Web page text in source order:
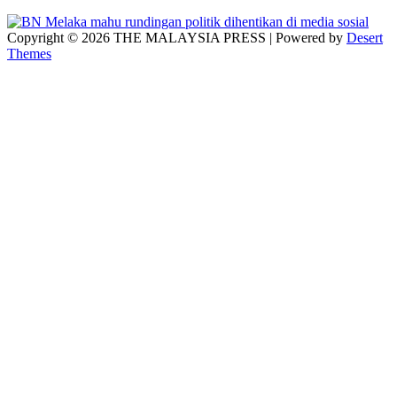
Copyright © 2026 THE MALAYSIA PRESS | Powered by Desert
Themes